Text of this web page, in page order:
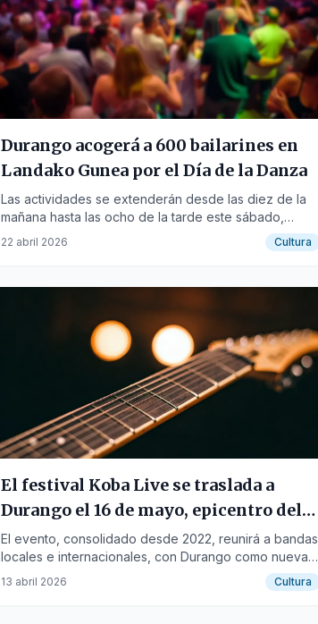
Durango acogerá a 600 bailarines en
Landako Gunea por el Día de la Danza
Las actividades se extenderán desde las diez de la
mañana hasta las ocho de la tarde este sábado,
celebrando la XVI edición del evento.
22 abril 2026 Cultura
El festival Koba Live se traslada a
Durango el 16 de mayo, epicentro del
rock y metal
El evento, consolidado desde 2022, reunirá a bandas
locales e internacionales, con Durango como nueva
sede tras cambios en las ayudas económicas.
13 abril 2026 Cultura